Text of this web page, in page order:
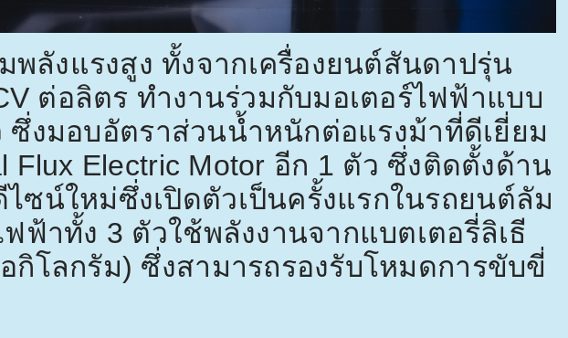
ลังแรงสูง ทั้งจากเครื่องยนต์สันดาปรุ่น
ต่อลิตร ทำงานร่วมกับมอเตอร์ไฟฟ้าแบบ
ซึ่งมอบอัตราส่วนน้ำหนักต่อแรงม้าที่ดีเยี่ยม
Flux Electric Motor อีก 1 ตัว ซึ่งติดตั้งด้าน
ซน์ใหม่ซึ่งเปิดตัวเป็นครั้งแรกในรถยนต์ลัม
ฟฟ้าทั้ง 3 ตัวใช้พลังงานจากแบตเตอรี่ลิเธี
กิโลกรัม) ซึ่งสามารถรองรับโหมดการขับขี่